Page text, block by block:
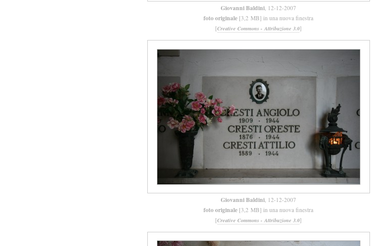
Giovanni Baldini, 12-12-2007
foto originale [3,2 MB] in una nuova finestra
[Creative Commons - Attribuzione 3.0]
Giovanni Baldini, 12-12-2007
foto originale [3,2 MB] in una nuova finestra
[Creative Commons - Attribuzione 3.0]